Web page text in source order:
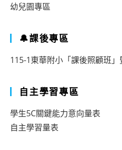
幼兒園專區
🔔課後專區
115-1東華附小「課後照顧班
自主學習專區
學生5C關鍵能力意向量表
自主學習量表